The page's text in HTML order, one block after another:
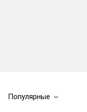
Популярные